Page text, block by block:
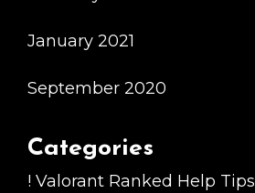
January 2021
September 2020
Categories
! Valorant Ranked Help Tips